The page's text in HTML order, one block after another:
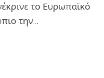
το Ευρωπαϊκό
την…